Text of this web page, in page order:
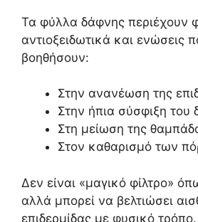
Τα φύλλα δάφνης περιέχουν
αντιοξειδωτικά και ενώσεις
βοηθήσουν:
Στην ανανέωση της
Στην ήπια σύσφιξη του
Στη μείωση της
Στον καθαρισμό των
Δεν είναι «μαγικό φίλτρο»
αλλά μπορεί να βελτιώσει
επιδερμίδας με φυσικό τρόπο.